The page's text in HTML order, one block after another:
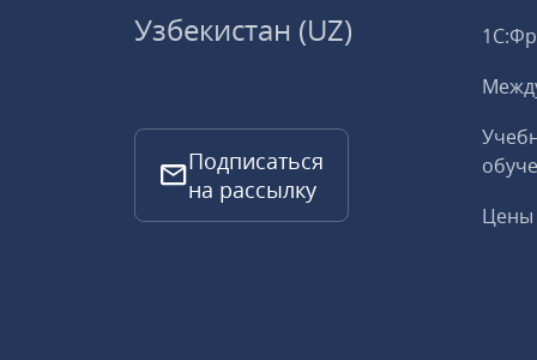
Узбекистан (UZ)
Подписаться
на рассылку
Цены